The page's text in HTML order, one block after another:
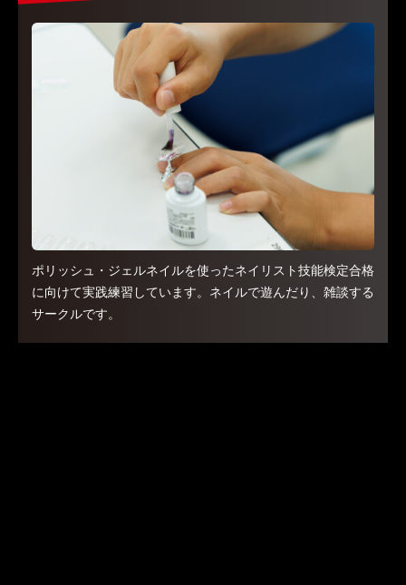
ポリッシュ・ジェルネイルを使ったネイリスト技能検定合格
に向けて実践練習しています。ネイルで遊んだり、雑談する
サークルです。